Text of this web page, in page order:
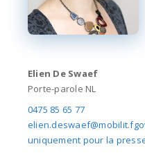
Elien De Swaef
Porte-parole NL
0475 85 65 77
uniquement pour la